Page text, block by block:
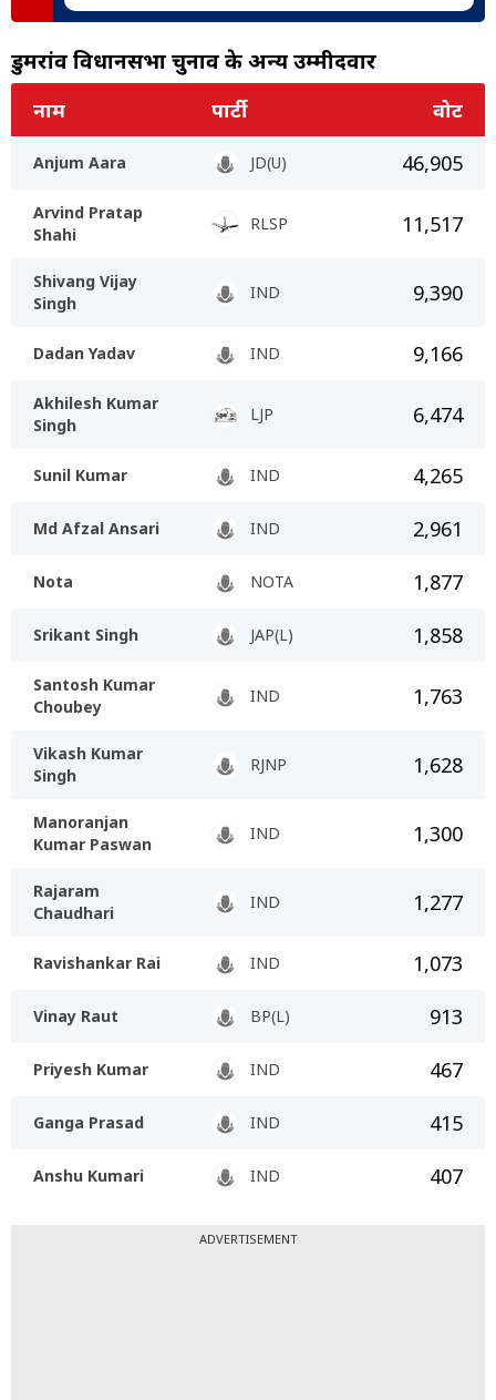
डुमरांव विधानसभा चुनाव के अन्य उम्मीदवार
नाम पार्टी वोट
Anjum Aara JD(U) 46,905
Arvind Pratap
Shahi
RLSP 11,517
Shivang Vijay
Singh
IND 9,390
Dadan Yadav IND 9,166
Akhilesh Kumar
Singh
LJP 6,474
Sunil Kumar IND 4,265
Md Afzal Ansari IND 2,961
Nota NOTA 1,877
Srikant Singh JAP(L) 1,858
Santosh Kumar
Choubey
IND 1,763
Vikash Kumar
Singh
RJNP 1,628
Manoranjan
Kumar Paswan
IND 1,300
Rajaram
Chaudhari
IND 1,277
Ravishankar Rai IND 1,073
Vinay Raut BP(L) 913
Priyesh Kumar IND 467
Ganga Prasad IND 415
Anshu Kumari IND 407
ADVERTISEMENT